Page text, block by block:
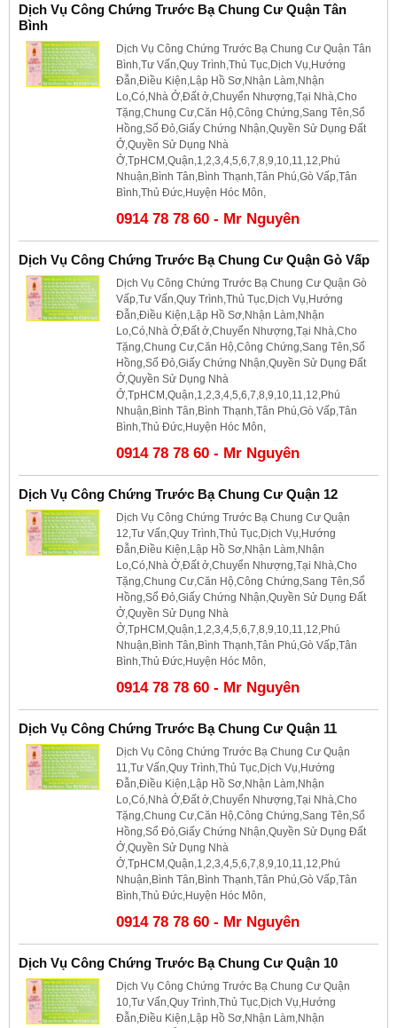
Dịch Vụ Công Chứng Trước Bạ Chung Cư Quận Tân
Bình
Dịch Vụ Công Chứng Trước Bạ Chung Cư Quận Tân
Bình,Tư Vấn,Quy Trình,Thủ Tục,Dịch Vụ,Hướng
Đẫn,Điều Kiện,Lập Hồ Sơ,Nhận Làm,Nhận
Lo,Có,Nhà Ở,Đất ở,Chuyển Nhượng,Tại Nhà,Cho
Tặng,Chung Cư,Căn Hộ,Công Chứng,Sang Tên,Sổ
Hồng,Sổ Đỏ,Giấy Chứng Nhận,Quyền Sử Dụng Đất
Ở,Quyền Sử Dụng Nhà
Ở,TpHCM,Quận,1,2,3,4,5,6,7,8,9,10,11,12,Phú
Nhuận,Bình Tân,Bình Thạnh,Tân Phú,Gò Vấp,Tân
Bình,Thủ Đức,Huyện Hóc Môn,
0914 78 78 60 - Mr Nguyên
Dịch Vụ Công Chứng Trước Bạ Chung Cư Quận Gò Vấp
Dịch Vụ Công Chứng Trước Bạ Chung Cư Quận Gò
Vấp,Tư Vấn,Quy Trình,Thủ Tục,Dịch Vụ,Hướng
Đẫn,Điều Kiện,Lập Hồ Sơ,Nhận Làm,Nhận
Lo,Có,Nhà Ở,Đất ở,Chuyển Nhượng,Tại Nhà,Cho
Tặng,Chung Cư,Căn Hộ,Công Chứng,Sang Tên,Sổ
Hồng,Sổ Đỏ,Giấy Chứng Nhận,Quyền Sử Dụng Đất
Ở,Quyền Sử Dụng Nhà
Ở,TpHCM,Quận,1,2,3,4,5,6,7,8,9,10,11,12,Phú
Nhuận,Bình Tân,Bình Thạnh,Tân Phú,Gò Vấp,Tân
Bình,Thủ Đức,Huyện Hóc Môn,
0914 78 78 60 - Mr Nguyên
Dịch Vụ Công Chứng Trước Bạ Chung Cư Quận 12
Dịch Vụ Công Chứng Trước Bạ Chung Cư Quận
12,Tư Vấn,Quy Trình,Thủ Tục,Dịch Vụ,Hướng
Đẫn,Điều Kiện,Lập Hồ Sơ,Nhận Làm,Nhận
Lo,Có,Nhà Ở,Đất ở,Chuyển Nhượng,Tại Nhà,Cho
Tặng,Chung Cư,Căn Hộ,Công Chứng,Sang Tên,Sổ
Hồng,Sổ Đỏ,Giấy Chứng Nhận,Quyền Sử Dụng Đất
Ở,Quyền Sử Dụng Nhà
Ở,TpHCM,Quận,1,2,3,4,5,6,7,8,9,10,11,12,Phú
Nhuận,Bình Tân,Bình Thạnh,Tân Phú,Gò Vấp,Tân
Bình,Thủ Đức,Huyện Hóc Môn,
0914 78 78 60 - Mr Nguyên
Dịch Vụ Công Chứng Trước Bạ Chung Cư Quận 11
Dịch Vụ Công Chứng Trước Bạ Chung Cư Quận
11,Tư Vấn,Quy Trình,Thủ Tục,Dịch Vụ,Hướng
Đẫn,Điều Kiện,Lập Hồ Sơ,Nhận Làm,Nhận
Lo,Có,Nhà Ở,Đất ở,Chuyển Nhượng,Tại Nhà,Cho
Tặng,Chung Cư,Căn Hộ,Công Chứng,Sang Tên,Sổ
Hồng,Sổ Đỏ,Giấy Chứng Nhận,Quyền Sử Dụng Đất
Ở,Quyền Sử Dụng Nhà
Ở,TpHCM,Quận,1,2,3,4,5,6,7,8,9,10,11,12,Phú
Nhuận,Bình Tân,Bình Thạnh,Tân Phú,Gò Vấp,Tân
Bình,Thủ Đức,Huyện Hóc Môn,
0914 78 78 60 - Mr Nguyên
Dịch Vụ Công Chứng Trước Bạ Chung Cư Quận 10
Dịch Vụ Công Chứng Trước Bạ Chung Cư Quận
10,Tư Vấn,Quy Trình,Thủ Tục,Dịch Vụ,Hướng
Đẫn,Điều Kiện,Lập Hồ Sơ,Nhận Làm,Nhận